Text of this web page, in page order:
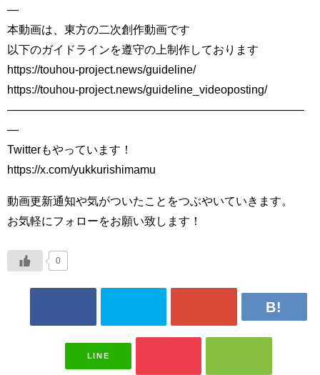
―
本動画は、東方の二次創作動画です
以下のガイドラインを遵守の上制作しております
https://touhou-project.news/guideline/
https://touhou-project.news/guideline_videoposting/
――――――――――――――――――――――――――
―
Twitterもやっています！
https://x.com/yukkurishimamu
動画更新通知や気がついたことをつぶやいていきます。
お気軽にフォローをお願い致します！
0
LINE